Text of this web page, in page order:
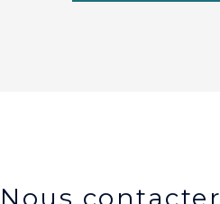
Nous contacter